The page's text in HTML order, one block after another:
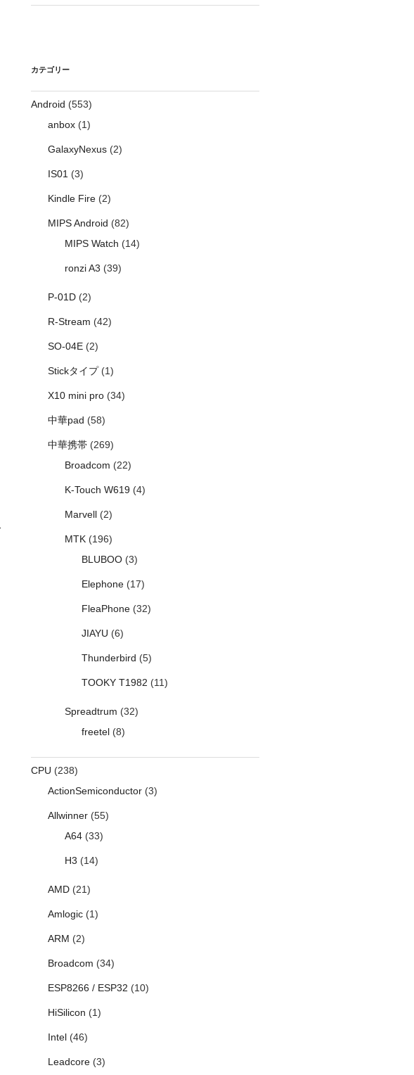
カテゴリー
Android (553)
anbox(1)
GalaxyNexus(2)
IS01(3)
Kindle Fire(2)
MIPS Android (82)
MIPS Watch (14)
ronzi A3 (39)
P-01D(2)
R-Stream (42)
SO-04E(2)
Stickタイプ(1)
X10 mini pro(34)
中華pad (58)
中華携帯(269)
Broadcom (22)
K-Touch W619(4)
Marvell(2)
MTK(196)
BLUBOO(3)
Elephone(17)
FleaPhone(32)
JIAYU (6)
Thunderbird (5)
TOOKY T1982 (11)
Spreadtrum (32)
freetel(8)
CPU (238)
ActionSemiconductor(3)
Allwinner(55)
A64(33)
H3 (14)
AMD(21)
Amlogic(1)
ARM (2)
Broadcom (34)
ESP8266 / ESP32 (10)
HiSilicon (1)
Intel(46)
Leadcore(3)